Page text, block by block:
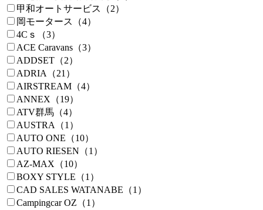
甲和オートサービス（2）
岡モータース（4）
4Cｓ（3）
ACE Caravans（3）
ADDSET（2）
ADRIA（21）
AIRSTREAM（4）
ANNEX（19）
ATV群馬（4）
AUSTRA（1）
AUTO ONE（10）
AUTO RIESEN（1）
AZ-MAX（10）
BOXY STYLE（1）
CAD SALES WATANABE（1）
Campingcar OZ（1）